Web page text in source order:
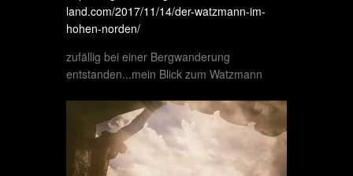
land.com/2017/11/14/der-watzmann-im-
hohen-norden/
zufällig bei einer Bergwanderung
entstanden...mein Blick zum Watzmann